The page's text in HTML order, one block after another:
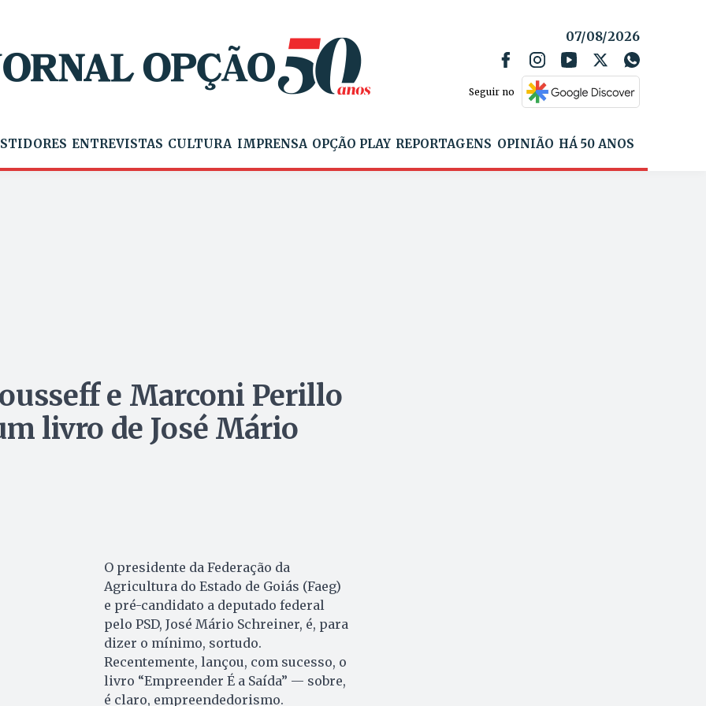
07/08/2026
Seguir no
ENTREVISTAS CULTURA IMPRENSA OPÇÃO PLAY REPORTAGENS OPINIÃO HÁ 50 ANOS
e Marconi Perillo
livro de José Mário
O presidente da Federação da
Agricultura do Estado de Goiás (Faeg)
e pré-candidato a deputado federal
pelo PSD, José Mário Schreiner, é, para
dizer o mínimo, sortudo.
Recentemente, lançou, com sucesso, o
livro “Empreender É a Saída” — sobre,
é claro, empreendedorismo.